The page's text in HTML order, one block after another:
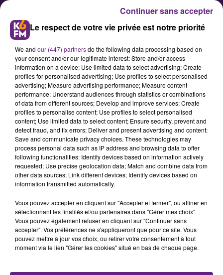
Contrôles routiers : près de 60
infractions en Côte-d'Or en 3
heures
Une grosse opération de contrôle
routier a eu lieu en Côte-d'Or à
l'occasion des départs en week-end
ce lundi par la Gendarmerie, les
résultats sont alarmants : près
d'une soixantaine d'infractions ont
été constatées en trois heures de
Le respect de votre vie privée est notre priorité
We and our (447) partnersdo the following data processing based on
your consent and/or our legitimate interest: Store and/or access
information on a device; Use limited data to select advertising; Create
profiles for personalised advertising; Use profiles to select personalised
advertising; Measure advertising performance; Measure content
performance; Understand audiences through statistics or combinations
of data from different sources; Develop and improve services; Create
profiles to personalise content; Use profiles to select personalised
content; Use limited data to select content; Ensure security, prevent and
detect fraud, and fix errors; Deliver and present advertising and content;
Save and communicate privacy choices. These technologies may
process personal data such as IP address and browsing data to offer
following functionalities: Identify devices based on information actively
requested; Use precise geolocation data; Match and combine data from
other data sources; Link different devices; Identify devices based on
information transmitted automatically.
Vous pouvez accepter en cliquant sur "Accepter et fermer", ou affiner en
sélectionnant les finalités et/ou partenaires dans "Gérer mes choix".
Vous pouvez également refuser en cliquant sur "Continuer sans
accepter". Vos préférences ne s'appliqueront que pour ce site. Vous
pouvez mettre à jour vos choix, ou retirer votre consentement à tout
moment via le lien "Gérer les cookies" situé en bas de chaque page.
Continuer sans accepter